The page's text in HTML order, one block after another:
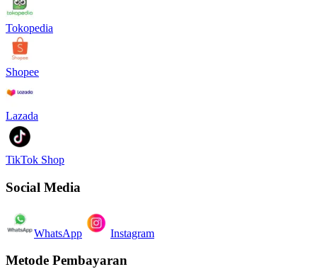
Tokopedia
Shopee
Lazada
TikTok Shop
Social Media
WhatsApp Instagram
Metode Pembayaran